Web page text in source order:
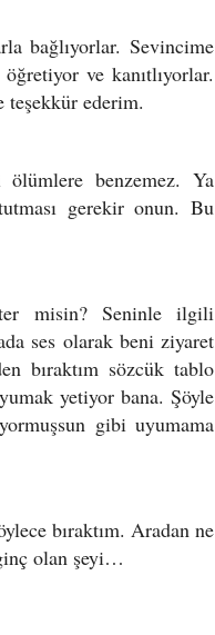
bağlıyorlar. Sevincime
ve kanıtlıyorlar.
teşekkür ederim.
benzemez. Ya
gerekir onun. Bu
misin? Seninle ilgili
ses olarak beni ziyaret
bıraktım sözcük tablo
yetiyor bana. Şöyle
gibi uyumama
bıraktım. Aradan ne
olan şeyi…